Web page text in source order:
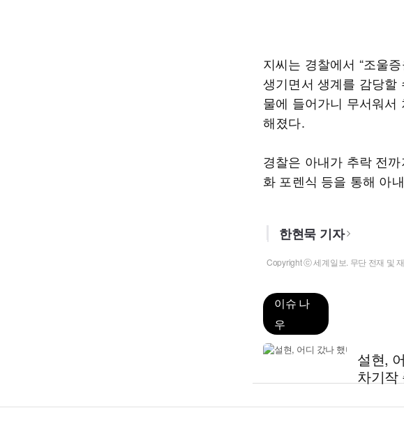
지씨는 경찰에서 “조울
생기면서 생계를 감당할
물에 들어가니 무서워서
해졌다.
경찰은 아내가 추락 전
화 포렌식 등을 통해 아
한현묵 기자
Copyright ⓒ 세계일보. 무단 전재 및
이슈 나
우
설현,
차기작